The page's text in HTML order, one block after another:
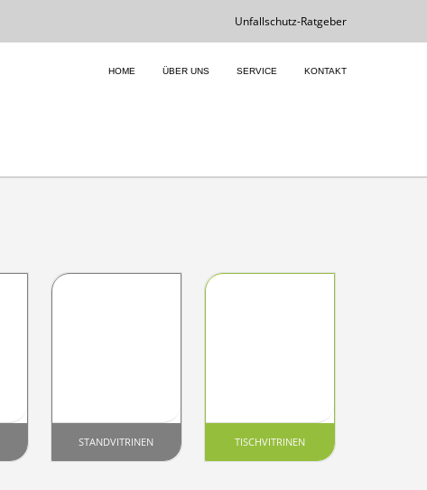
Unfallschutz-Ratgeber
HOME ÜBER UNS SERVICE KONTAKT
STANDVITRINEN TISCHVITRINEN